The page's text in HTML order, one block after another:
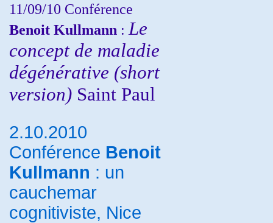
11/09/10 Conférence
Benoit Kullmann : Le
concept de maladie
dégénérative (short
version) Saint Paul
2.10.2010
Conférence Benoit
Kullmann : un
cauchemar
cognitiviste, Nice